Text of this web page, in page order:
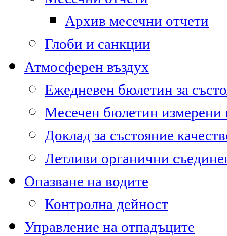
Архив месечни отчети
Глоби и санкции
Атмосферен въздух
Ежедневен бюлетин за
Месечен бюлетин
Доклад за състояние
Летливи органични
Опазване на водите
Контролна дейност
Управление на отпадъците